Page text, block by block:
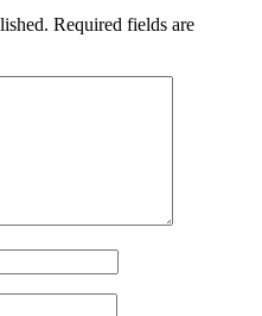
Required fields are